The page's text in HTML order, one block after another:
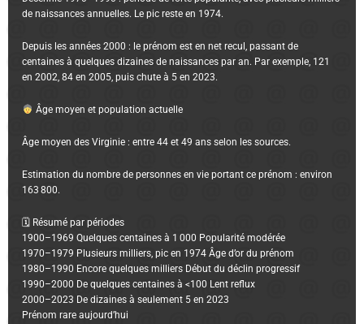
de naissances annuelles. Le pic reste en 1974.
Depuis les années 2000 : le prénom est en net recul, passant de
centaines à quelques dizaines de naissances par an. Par exemple, 121
en 2002, 84 en 2005, puis chute à 5 en 2023.
Âge moyen et population actuelle
Âge moyen des Virginie : entre 44 et 49 ans selon les sources.
Estimation du nombre de personnes en vie portant ce prénom : environ
163 800.
🗓 Résumé par périodes
1900–1969 Quelques centaines à 1 000 Popularité modérée
1970–1979 Plusieurs milliers, pic en 1974 Âge d’or du prénom
1980–1990 Encore quelques milliers Début du déclin progressif
1990–2000 De quelques centaines à <100 Lent reflux
2000–2023 De dizaines à seulement 5 en 2023
Prénom rare aujourd’hui